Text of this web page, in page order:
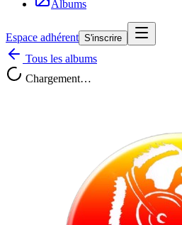
Albums
Espace adhérent S'inscrire
Tous les albums
Chargement…